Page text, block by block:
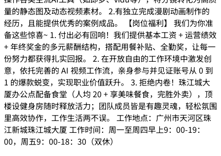
量的静态图及动态视频素材。 2.有独立完成漫剧动画制作的
经历，且能提供优秀的案例成品。 【岗位福利】 我们为你准
备这些惊喜~ 1. 付出必有回响！我们提供基本工资 + 运营绩效
+ 年终奖金的多元薪酬结构，搭配用餐补贴、全勤奖，让每一
份努力都获得扎实回报。 2. 在开放自由的工作环境中激发创
意，依托完善的 AI 视频工作流，亲身参与并见证账号从 0 到
1 的爆款蜕变，实现职业价值跃升。 3. 拒绝内卷！珠江城大
厦办公点配备食堂（人均 20 + 享美味餐食，完胜外卖），顶
楼设健身房随时释放活力；团队成员皆是有趣灵魂，轻松氛围
里高效协作，工作生活两不误。 工作地点：广州市天河区珠
江新城珠江城大厦 工作时间：周一至周四早上9：00-19：
00，周五9：00-18：30（双休）